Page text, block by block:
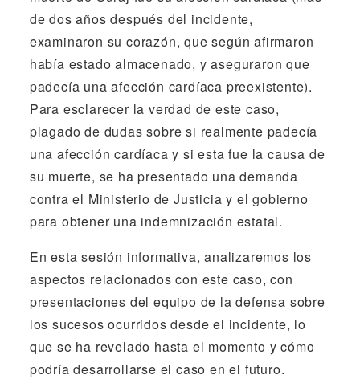
de dos años después del incidente,
examinaron su corazón, que según afirmaron
había estado almacenado, y aseguraron que
padecía una afección cardíaca preexistente).
Para esclarecer la verdad de este caso,
plagado de dudas sobre si realmente padecía
una afección cardíaca y si esta fue la causa de
su muerte, se ha presentado una demanda
contra el Ministerio de Justicia y el gobierno
para obtener una indemnización estatal.
En esta sesión informativa, analizaremos los
aspectos relacionados con este caso, con
presentaciones del equipo de la defensa sobre
los sucesos ocurridos desde el incidente, lo
que se ha revelado hasta el momento y cómo
podría desarrollarse el caso en el futuro.